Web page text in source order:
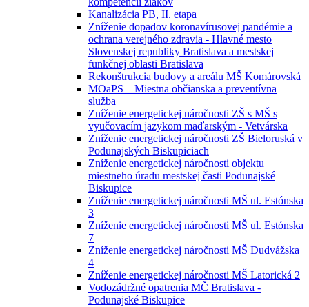
Kanalizácia PB, II. etapa
Zníženie dopadov koronavírusovej pandémie a
ochrana verejného zdravia - Hlavné mesto
Slovenskej republiky Bratislava a mestskej
funkčnej oblasti Bratislava
Rekonštrukcia budovy a areálu MŠ Komárovská
MOaPS – Miestna občianska a preventívna
služba
Zníženie energetickej náročnosti ZŠ s MŠ s
vyučovacím jazykom maďarským - Vetvárska
Zníženie energetickej náročnosti ZŠ Bieloruská v
Podunajských Biskupiciach
Zníženie energetickej náročnosti objektu
miestneho úradu mestskej časti Podunajské
Biskupice
Zníženie energetickej náročnosti MŠ ul. Estónska
3
Zníženie energetickej náročnosti MŠ ul. Estónska
7
Zníženie energetickej náročnosti MŠ Dudvážska
4
Zníženie energetickej náročnosti MŠ Latorická 2
Vodozádržné opatrenia MČ Bratislava -
Podunajské Biskupice